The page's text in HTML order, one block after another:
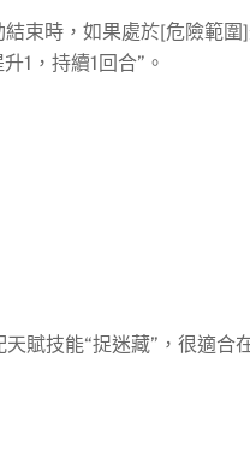
結束時，如果處於[危險範
1，持續1回合”。
賦技能“捉迷藏”，很適合